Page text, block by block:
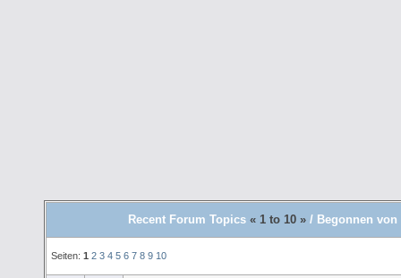
Recent Forum Topics « 1 to 10 » / Begonnen
Seiten:1 2 3 4 5 6 7 8 9 10